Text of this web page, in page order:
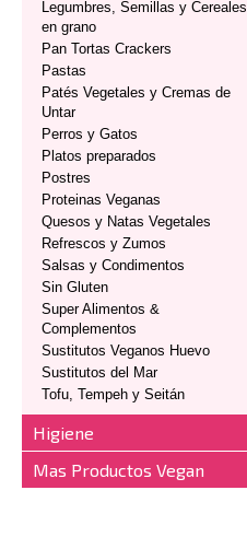
Legumbres, Semillas y Cereales
en grano
Pan Tortas Crackers
Pastas
Patés Vegetales y Cremas de
Untar
Perros y Gatos
Platos preparados
Postres
Proteinas Veganas
Quesos y Natas Vegetales
Refrescos y Zumos
Salsas y Condimentos
Sin Gluten
Super Alimentos &
Complementos
Sustitutos Veganos Huevo
Sustitutos del Mar
Tofu, Tempeh y Seitán
Higiene
Mas Productos Vegan